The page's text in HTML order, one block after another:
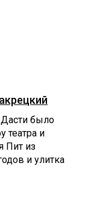
Дасти было
театра и
Пит из
и улитка